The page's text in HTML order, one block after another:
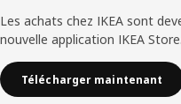
Les achats chez IKEA sont
nouvelle application IKEA Store.
Télécharger maintenant